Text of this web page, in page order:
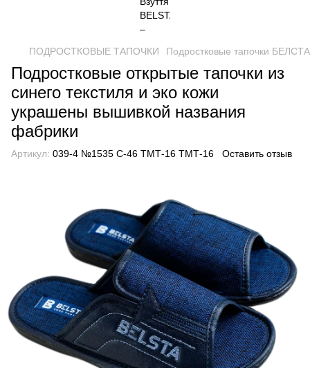
ПОДРОСТКОВЫЕ ТАПОЧКИ Подростковые тапочки БЕЛСТА
Подростковые открытые тапочки из
синего текстиля и эко кожи
украшены вышивкой названия
фабрики
Артикул: 039-4 №1535 С-46 ТМТ-16 ТМТ-16 Оставить отзыв